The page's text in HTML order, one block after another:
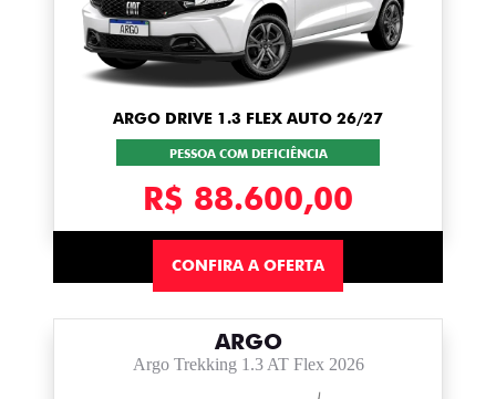
ARGO DRIVE 1.3 FLEX AUTO 26/27
PESSOA COM DEFICIÊNCIA
R$ 88.600,00
CONFIRA A OFERTA
ARGO
Argo Trekking 1.3 AT Flex 2026